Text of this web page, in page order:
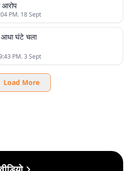
आरोप
PM. 18 Sept
आधा घंटे चला
PM. 3 Sept
Load More